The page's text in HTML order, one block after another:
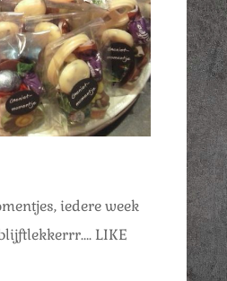
iedere week
LIKE